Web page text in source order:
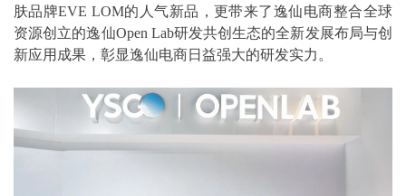
肤品牌EVE LOM的人气新品，更带来了逸仙电商整合全球
资源创立的逸仙Open Lab研发共创生态的全新发展布局与创
新应用成果，彰显逸仙电商日益强大的研发实力。